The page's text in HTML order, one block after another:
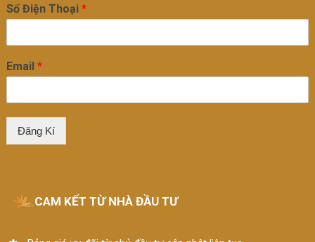
Số Điện Thoại *
Email *
Đăng Kí
CAM KẾT TỪ NHÀ ĐẦU TƯ